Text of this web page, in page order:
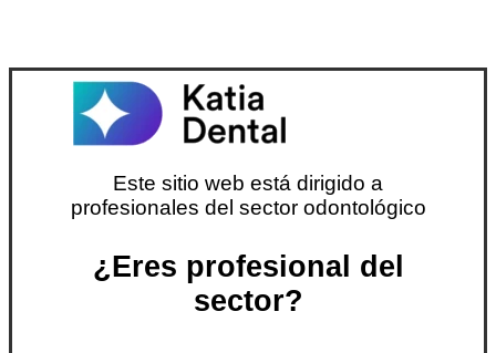
Este sitio web está dirigido a
profesionales del sector odontológico
¿Eres profesional del
sector?